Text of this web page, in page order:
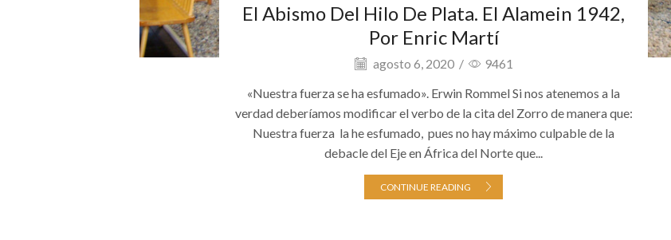
El Abismo Del Hilo De Plata. El Alamein 1942,
Por Enric Martí
agosto 6, 2020 /
9461
«Nuestra fuerza se ha esfumado». Erwin Rommel Si nos atenemos a la
verdad deberíamos modificar el verbo de la cita del Zorro de manera que:
Nuestra fuerza la he esfumado, pues no hay máximo culpable de la
debacle del Eje en África del Norte que...
CONTINUE READING